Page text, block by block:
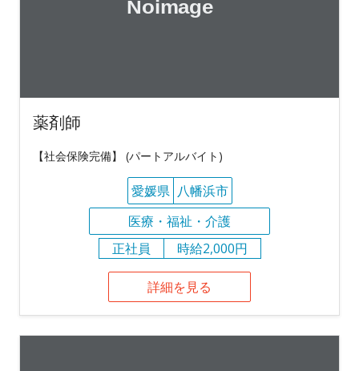
薬剤師
【社会保険完備】 (パートアルバイト)
愛媛県 八幡浜市
医療・福祉・介護
正社員
時給2,000円
詳細を見る